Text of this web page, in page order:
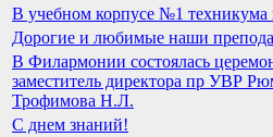
В учебном корпусе №1 техникума
Дорогие и любимые наши
В Филармонии состоялась
заместитель директора пр УВР
Трофимова Н.Л.
С днем знаний!